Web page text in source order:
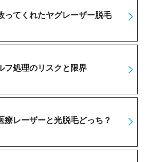
ってくれたヤグレーザー脱毛
フ処理のリスクと限界
療レーザーと光脱毛どっち？